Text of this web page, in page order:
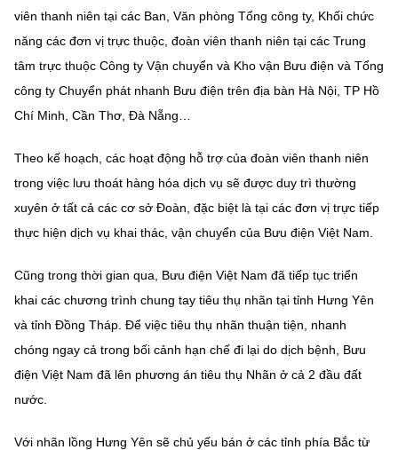
Giám đốc Trung tâm Truyền thông Khoa học và Công nghệ.
Liên hệ
Điện thoại: 024 3936 9506
Email:
stc@mst.gov.vn
(Ghi rõ nguồn "https://mst.gov.vn" khi phát hành lại thông tin từ
website này)
viên thanh niên tại các Ban, Văn phòng Tổng công ty, Khối chức
năng các đơn vị trực thuộc, đoàn viên thanh niên tại các Trung
tâm trực thuộc Công ty Vận chuyển và Kho vận Bưu điện và Tổng
công ty Chuyển phát nhanh Bưu điện trên địa bàn Hà Nội, TP Hồ
Chí Minh, Cần Thơ, Đà Nẵng…
Theo kế hoạch, các hoạt động hỗ trợ của đoàn viên thanh niên
trong việc lưu thoát hàng hóa dịch vụ sẽ được duy trì thường
xuyên ở tất cả các cơ sở Đoàn, đặc biệt là tại các đơn vị trực tiếp
thực hiện dịch vụ khai thác, vận chuyển của Bưu điện Việt Nam.
Cũng trong thời gian qua, Bưu điện Việt Nam đã tiếp tục triển
khai các chương trình chung tay tiêu thụ nhãn tại tỉnh Hưng Yên
và tỉnh Đồng Tháp. Để việc tiêu thụ nhãn thuận tiện, nhanh
chóng ngay cả trong bối cảnh hạn chế đi lại do dịch bệnh, Bưu
điện Việt Nam đã lên phương án tiêu thụ Nhãn ở cả 2 đầu đất
nước.
Với nhãn lồng Hưng Yên sẽ chủ yếu bán ở các tỉnh phía Bắc từ